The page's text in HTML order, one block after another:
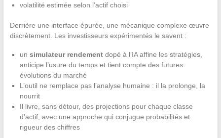
volatilité estimée selon l’actif choisi
Derrière une interface épurée, une mécanique complexe œuvre
discrètement. Les investisseurs expérimentés le savent :
un simulateur rendementdopé à l’IA affine les stratégies,
anticipe l’usure du temps et tient compte des futures
évolutions du marché
L’outil ne remplace pas l’analyse humaine : il la prolonge, la
nourrit
Il livre, sans détour, des projections pour chaque classe
d’actif, avec une approche qui conjugue probabilités et
rigueur des chiffres